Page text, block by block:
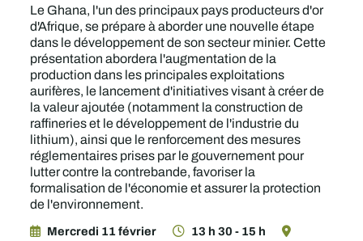
Le Ghana, l'un des principaux pays producteurs d'or
d'Afrique, se prépare à aborder une nouvelle étape
dans le développement de son secteur minier. Cette
présentation abordera l'augmentation de la
production dans les principales exploitations
aurifères, le lancement d'initiatives visant à créer de
la valeur ajoutée (notamment la construction de
raffineries et le développement de l'industrie du
lithium), ainsi que le renforcement des mesures
réglementaires prises par le gouvernement pour
lutter contre la contrebande, favoriser la
formalisation de l'économie et assurer la protection
de l'environnement.
Mercredi 11 février
13 h 30 - 15 h